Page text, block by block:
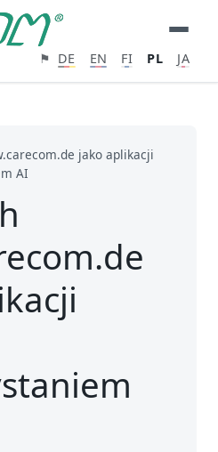
⚑ DE EN FI PL JA
jako aplikacji
AI